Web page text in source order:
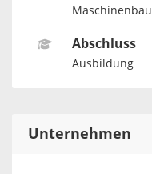
Maschinenbau
Abschluss
Ausbildung
Unternehmen